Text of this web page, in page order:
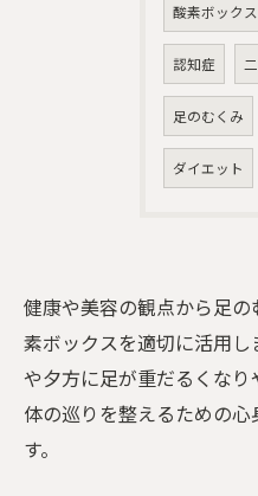
酸素ボックス
認知症
足のむくみ
ダイエット
健康や美容の観点から足
素ボックスを適切に活用
や夕方に足が重だるくな
体の巡りを整えるための
す。